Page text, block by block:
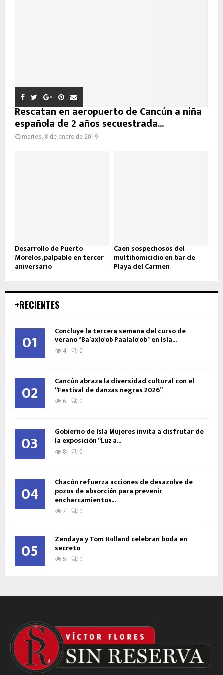
Rescatan en aeropuerto de Cancún a niña
española de 2 años secuestrada...
martes, 8 de enero de 2019
Desarrollo de Puerto
Morelos, palpable en tercer
aniversario
Caen sospechosos del
multihomicidio en bar de
Playa del Carmen
+RECIENTES
01 Concluye la tercera semana del curso de
verano “Ba’axlo’ob Paalalo’ob” en Isla...
4 0
02 Cancún abraza la diversidad cultural con el
“Festival de danzas negras 2026”
6 0
03 Gobierno de Isla Mujeres invita a disfrutar de
la exposición “Luz a...
8 0
04 Chacón refuerza acciones de desazolve de
pozos de absorción para prevenir
encharcamientos...
7 0
05 Zendaya y Tom Holland celebran boda en
secreto
5 0